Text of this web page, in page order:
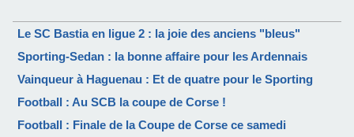
Le SC Bastia en ligue 2 : la joie des anciens "bleus"
Sporting-Sedan : la bonne affaire pour les Ardennais
Vainqueur à Haguenau : Et de quatre pour le Sporting
Football : Au SCB la coupe de Corse !
Football : Finale de la Coupe de Corse ce samedi